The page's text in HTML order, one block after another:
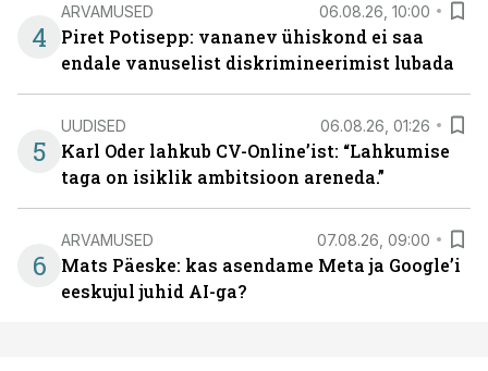
4
ARVAMUSED 06.08.26, 10:00
Piret Potisepp: vananev ühiskond ei saa
endale vanuselist diskrimineerimist lubada
5
UUDISED 06.08.26, 01:26
Karl Oder lahkub CV-Online’ist: “Lahkumise
taga on isiklik ambitsioon areneda.”
6
ARVAMUSED 07.08.26, 09:00
Mats Päeske: kas asendame Meta ja Google’i
eeskujul juhid AI-ga?